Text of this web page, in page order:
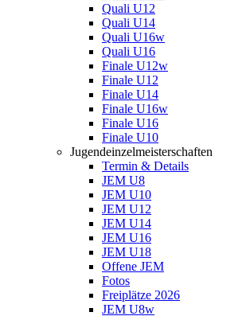
Quali U12
Quali U14
Quali U16w
Quali U16
Finale U12w
Finale U12
Finale U14
Finale U16w
Finale U16
Finale U10
Jugendeinzelmeisterschaften
Termin & Details
JEM U8
JEM U10
JEM U12
JEM U14
JEM U16
JEM U18
Offene JEM
Fotos
Freiplätze 2026
JEM U8w